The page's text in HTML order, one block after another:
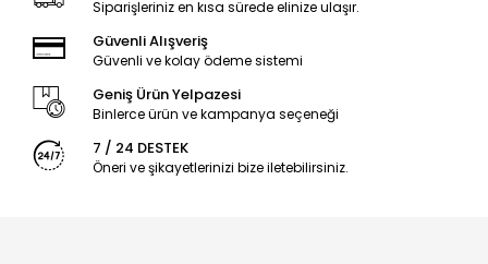
Siparişleriniz en kısa sürede elinize ulaşır.
Güvenli Alışveriş
Güvenli ve kolay ödeme sistemi
Geniş Ürün Yelpazesi
Binlerce ürün ve kampanya seçeneği
7 / 24 DESTEK
Öneri ve şikayetlerinizi bize iletebilirsiniz.